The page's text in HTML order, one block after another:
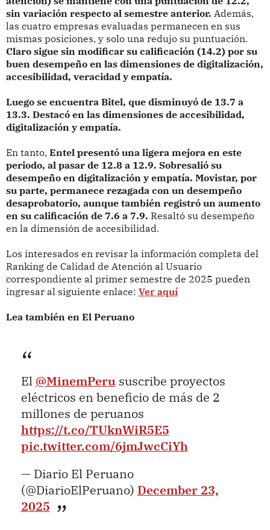
sin variación respecto al semestre anterior. Además,
las cuatro empresas evaluadas permanecen en sus
mismas posiciones, y solo una redujo su puntuación.
Claro sigue sin modificar su calificación (14.2) por su
buen desempeño en las dimensiones de digitalización,
accesibilidad, veracidad y empatía.
Luego se encuentra Bitel, que disminuyó de 13.7 a
13.3. Destacó en las dimensiones de accesibilidad,
digitalización y empatía.
En tanto, Entel presentó una ligera mejora en este
periodo, al pasar de 12.8 a 12.9. Sobresalió su
desempeño en digitalización y empatía. Movistar, por
su parte, permanece rezagada con un desempeño
desaprobatorio, aunque también registró un aumento
en su calificación de 7.6 a 7.9. Resaltó su desempeño
en la dimensión de accesibilidad.
Los interesados en revisar la información completa del
Ranking de Calidad de Atención al Usuario
correspondiente al primer semestre de 2025 pueden
ingresar al siguiente enlace: Ver aquí
Lea también en El Peruano
El @MinemPerususcribe proyectos
eléctricos en beneficio de más de 2
millones de peruanos
https://t.co/TUknWiR5E5
pic.twitter.com/6jmJwcCiYh
— Diario El Peruano
(@DiarioElPeruano) December 23,
2025